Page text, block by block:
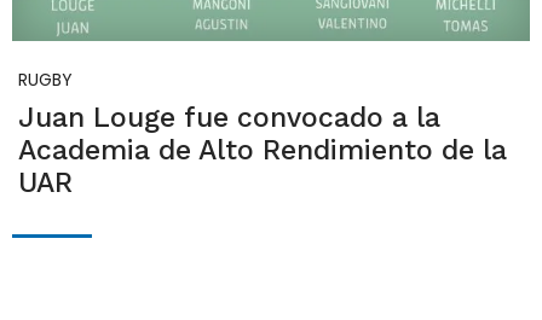
RUGBY
Juan Louge fue convocado a la
Academia de Alto Rendimiento de la
UAR